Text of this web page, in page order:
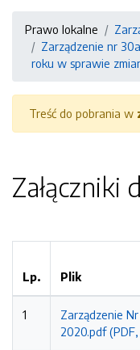
Prawo lokalne
Zarządzenie nr
roku w sprawie
Treść do pobrania w
Załączniki
Lp. Plik
1
Zarządzenie
2020.pdf